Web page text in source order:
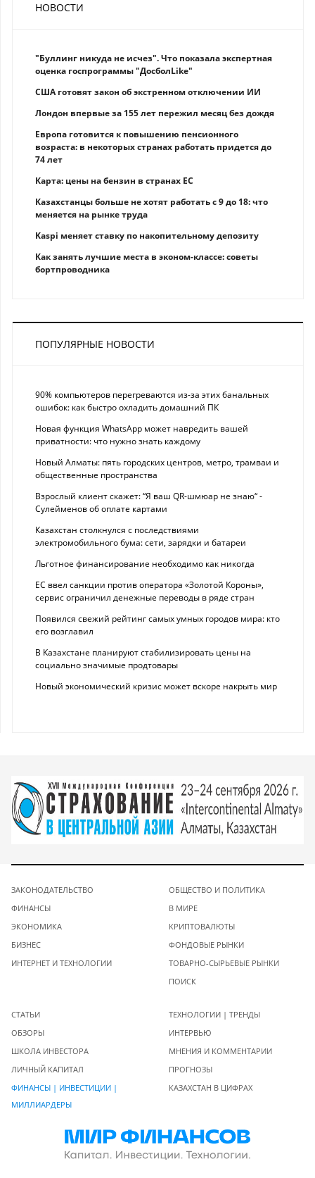
НОВОСТИ
"Буллинг никуда не исчез". Что показала экспертная
оценка госпрограммы "ДосболLike"
США готовят закон об экстренном отключении ИИ
Лондон впервые за 155 лет пережил месяц без дождя
Европа готовится к повышению пенсионного
возраста: в некоторых странах работать придется до
74 лет
Карта: цены на бензин в странах ЕС
Казахстанцы больше не хотят работать с 9 до 18: что
меняется на рынке труда
Kaspi меняет ставку по накопительному депозиту
Как занять лучшие места в эконом-классе: советы
бортпроводника
ПОПУЛЯРНЫЕ НОВОСТИ
90% компьютеров перегреваются из-за этих банальных
ошибок: как быстро охладить домашний ПК
Новая функция WhatsApp может навредить вашей
приватности: что нужно знать каждому
Новый Алматы: пять городских центров, метро, трамваи и
общественные пространства
Взрослый клиент скажет: “Я ваш QR-шмюар не знаю“ -
Сулейменов об оплате картами
Казахстан столкнулся с последствиями
электромобильного бума: сети, зарядки и батареи
Льготное финансирование необходимо как никогда
ЕС ввел санкции против оператора «Золотой Короны»,
сервис ограничил денежные переводы в ряде стран
Появился свежий рейтинг самых умных городов мира: кто
его возглавил
В Казахстане планируют стабилизировать цены на
социально значимые продтовары
Новый экономический кризис может вскоре накрыть мир
ЗАКОНОДАТЕЛЬСТВО
ФИНАНСЫ
ЭКОНОМИКА
БИЗНЕС
ИНТЕРНЕТ И ТЕХНОЛОГИИ
ОБЩЕСТВО И ПОЛИТИКА
В МИРЕ
КРИПТОВАЛЮТЫ
ФОНДОВЫЕ РЫНКИ
ТОВАРНО-СЫРЬЕВЫЕ РЫНКИ
ПОИСК
СТАТЬИ
ОБЗОРЫ
ШКОЛА ИНВЕСТОРА
ЛИЧНЫЙ КАПИТАЛ
ФИНАНСЫ | ИНВЕСТИЦИИ |
МИЛЛИАРДЕРЫ
ТЕХНОЛОГИИ | ТРЕНДЫ
ИНТЕРВЬЮ
МНЕНИЯ И КОММЕНТАРИИ
ПРОГНОЗЫ
КАЗАХСТАН В ЦИФРАХ